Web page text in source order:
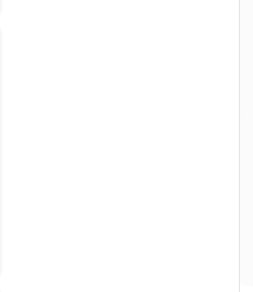
りやすいお電話番号を
所の最初が自動入力さ